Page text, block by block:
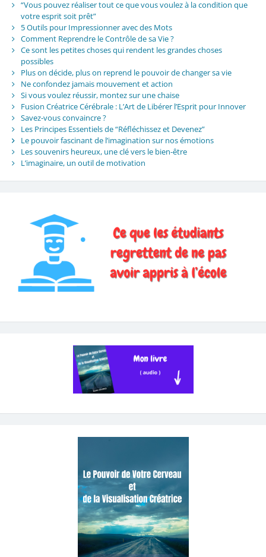
“Vous pouvez réaliser tout ce que vous voulez à la condition que
votre esprit soit prêt”
5 Outils pour Impressionner avec des Mots
Comment Reprendre le Contrôle de sa Vie ?
Ce sont les petites choses qui rendent les grandes choses
possibles
Plus on décide, plus on reprend le pouvoir de changer sa vie
Ne confondez jamais mouvement et action
Si vous voulez réussir, montez sur une chaise
Fusion Créatrice Cérébrale : L’Art de Libérer l’Esprit pour Innover
Savez-vous convaincre ?
Les Principes Essentiels de “Réfléchissez et Devenez”
Le pouvoir fascinant de l’imagination sur nos émotions
Les souvenirs heureux, une clé vers le bien-être
L’imaginaire, un outil de motivation